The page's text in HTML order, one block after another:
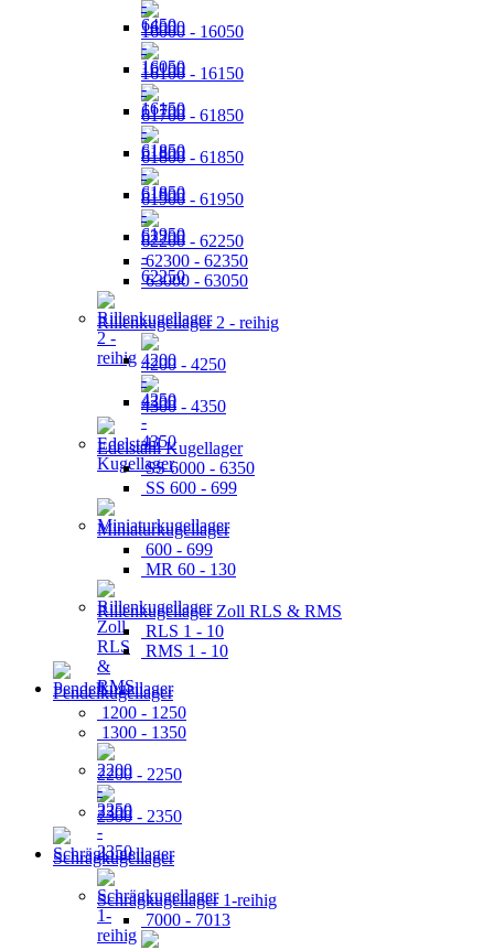
16000 - 16050
16100 - 16150
61700 - 61850
61800 - 61850
61900 - 61950
62200 - 62250
62300 - 62350
63000 - 63050
Rillenkugellager 2 - reihig
4200 - 4250
4300 - 4350
Edelstahl Kugellager
SS 6000 - 6350
SS 600 - 699
Miniaturkugellager
600 - 699
MR 60 - 130
Rillenkugellager Zoll RLS & RMS
RLS 1 - 10
RMS 1 - 10
Pendelkugellager
1200 - 1250
1300 - 1350
2200 - 2250
2300 - 2350
Schrägkugellager
Schrägkugellager 1-reihig
7000 - 7013